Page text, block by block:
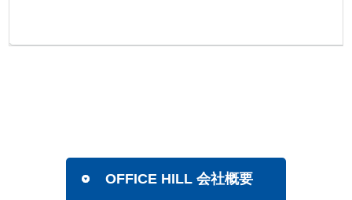
OFFICE HILL 会社概要